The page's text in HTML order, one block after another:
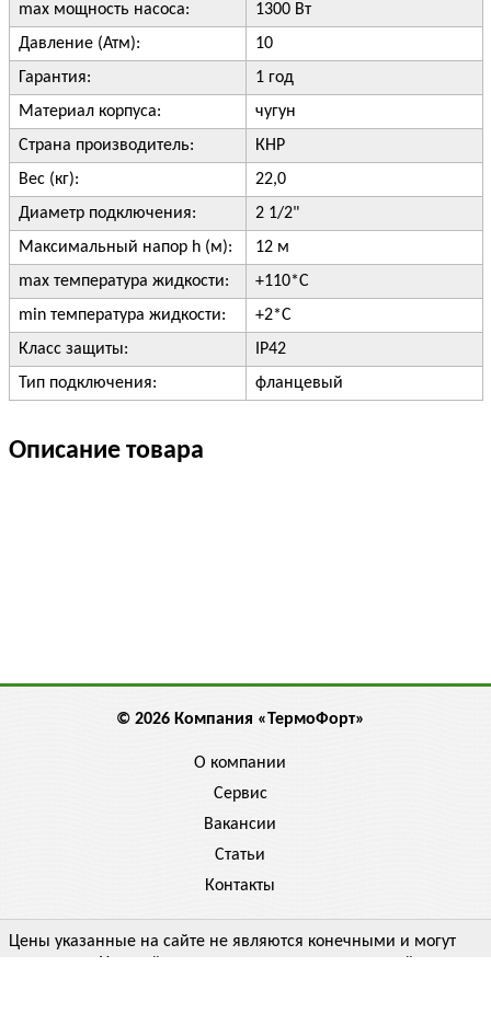
max мощность насоса:
1300 Вт
Давление (Атм):
10
Гарантия:
1 год
Материал корпуса:
чугун
Страна производитель:
КНР
Вес (кг):
22,0
Диаметр подключения:
2 1/2"
Максимальный напор h (м):
12 м
max температура жидкости:
+110*С
min температура жидкости:
+2*C
Класс защиты:
IP42
Тип подключения:
фланцевый
Описание товара
© 2026 Компания «ТермоФорт»
О компании
Сервис
Вакансии
Статьи
Контакты
Цены указанные на сайте не являются конечными и могут